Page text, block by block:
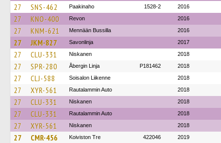
27 SNS-462 Paakinaho 1528-2 2016
27 KNO-400 Revon 2016
27 KNM-621 Mennään Bussilla 2016
27 JKM-827 Savonlinja 2017
27 CLU-331 Niskanen 2018
27 SPR-280 Åbergin Linja P181462 2018
27 CLJ-588 Soisalon Liikenne 2018
27 XYR-561 Rautalammin Auto 2018
27 CLU-331 Niskanen 2018
27 CLU-331 Rautalammin Auto 2018
27 XYR-561 Niskanen 2018
27 CMR-456 Koiviston Tre 422046 2019